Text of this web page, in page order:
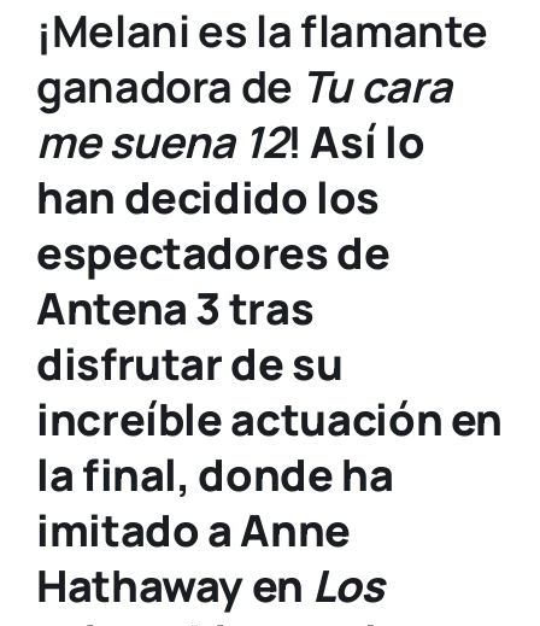
¡Melani es la flamante
ganadora de Tu cara
me suena 12! Así lo
han decidido los
espectadores de
Antena 3 tras
disfrutar de su
increíble actuación en
la final, donde ha
imitado a Anne
Hathaway en Los